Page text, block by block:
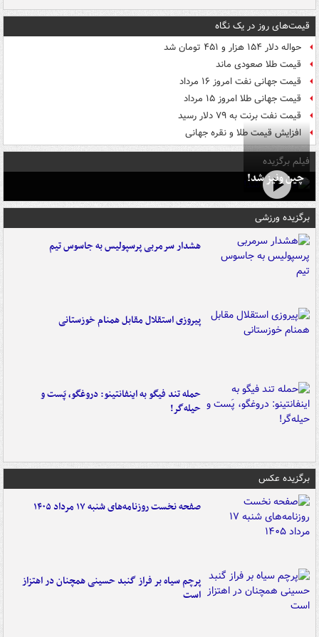
قیمت‌های روز در یک نگاه
حواله دلار ۱۵۴ هزار و ۴۵۱ تومان شد
قیمت طلا صعودی ماند
قیمت جهانی نفت امروز ۱۶ مرداد
قیمت جهانی طلا امروز ۱۵ مرداد
قیمت نفت برنت به ۷۹ دلار رسید
افزایش قیمت طلا و نقره جهانی
فیلم برگزیده
چین ونیز شد!
برگزیده ورزشی
هشدار سرمربی پرسپولیس به جاسوس تیم
پیروزی استقلال مقابل همنام خوزستانی
حمله تند فیگو به اینفانتینو: دروغگو، پَست‌ و
حیله‌گر!
برگزیده عکس
صفحه نخست روزنامه‌های شنبه ۱۷ مرداد ۱۴۰۵
پرچم سیاه بر فراز گنبد حسینی همچنان در اهتزاز
است